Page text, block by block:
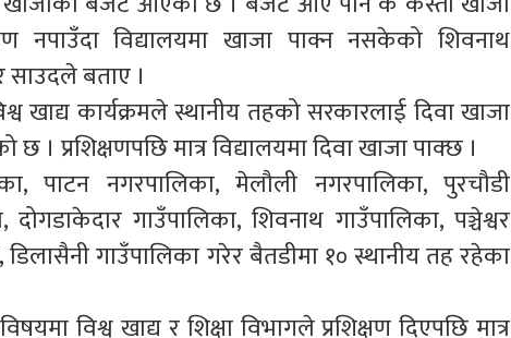
नपाउँदा विद्यालयमा खाजा पाक्न नसकेको शिवनाथ
साउदले बताए ।
खाद्य कार्यक्रमले स्थानीय तहको सरकारलाई दिवा खाजा
छ । प्रशिक्षणपछि मात्र विद्यालयमा दिवा खाजा पाक्छ ।
पाटन नगरपालिका, मेलौली नगरपालिका, पुरचौडी
दोगडाकेदार गाउँपालिका, शिवनाथ गाउँपालिका, पञ्चेश्वर
गाउँपालिका गरेर बैतडीमा १० स्थानीय तह रहेका
विश्व खाद्य र शिक्षा विभागले प्रशिक्षण दिएपछि मात्र